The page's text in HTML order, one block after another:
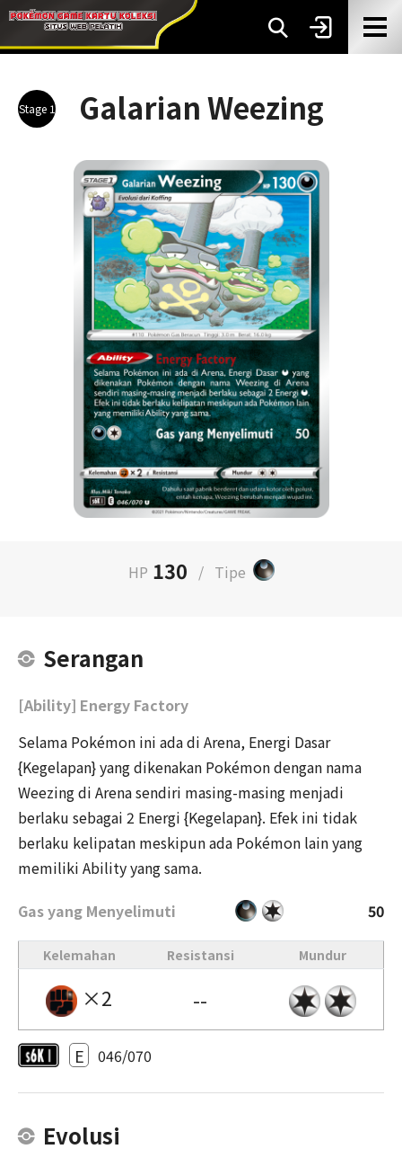
Stage 1 Galarian Weezing
HP 130 / Tipe
Serangan
[Ability] Energy Factory
Selama Pokémon ini ada di Arena, Energi Dasar
{Kegelapan} yang dikenakan Pokémon dengan nama
Weezing di Arena sendiri masing-masing menjadi
berlaku sebagai 2 Energi {Kegelapan}. Efek ini tidak
berlaku kelipatan meskipun ada Pokémon lain yang
memiliki Ability yang sama.
Gas yang Menyelimuti
50
Kelemahan Resistansi Mundur
×2 --
E 046/070
Evolusi